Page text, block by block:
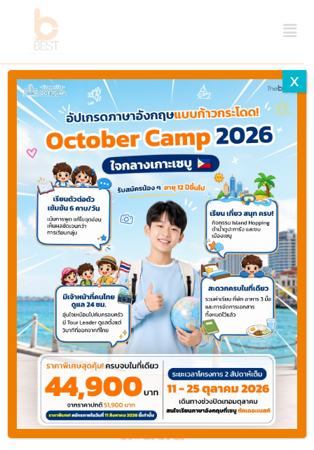
Last updated September 21, 2024 ago byWebmaster
Thebest
Share Favorite Print
เรียนต่อนิวซีแลนด์
โรงเรียนมัธยมชาย John
McGlashan College เมือง
ดะนีดิน
X